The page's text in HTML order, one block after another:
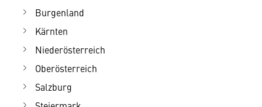
Burgenland
Kärnten
Niederösterreich
Oberösterreich
Salzburg